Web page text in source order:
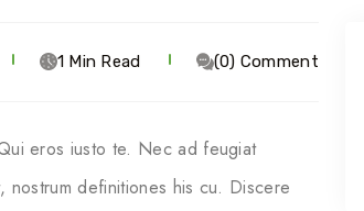
1 Min Read (0) Comment
eros iusto te. Nec ad feugiat
nostrum definitiones his cu. Discere